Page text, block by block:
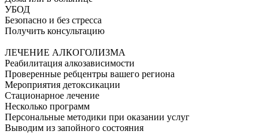
УБОД
Безопасно и без стресса
Получить консультацию
ЛЕЧЕНИЕ АЛКОГОЛИЗМА
Реабилитация алкозависимости
Проверенные ребцентры вашего региона
Мероприятия детоксикации
Стационарное лечение
Несколько программ
Персональные методики при оказании услуг
Выводим из запойного состояния